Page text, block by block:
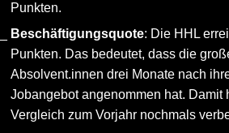
Punkten.
Beschäftigungsquote: Die HHL
Punkten. Das bedeutet, dass die
Absolvent.innen drei Monate nach
Jobangebot angenommen hat. Damit
Vergleich zum Vorjahr nochmals